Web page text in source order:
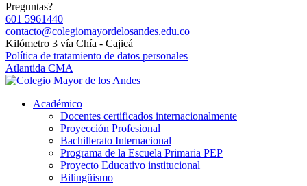
Preguntas?
601 5961440
contacto@colegiomayordelosandes.edu.co
Kilómetro 3 vía Chía - Cajicá
Política de tratamiento de datos personales
Atlantida CMA
Académico
Docentes certificados internacionalmente
Proyección Profesional
Bachillerato Internacional
Programa de la Escuela Primaria PEP
Proyecto Educativo institucional
Bilingüismo